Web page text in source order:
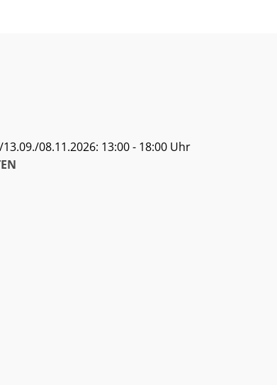
08.11.2026: 13:00 - 18:00 Uhr